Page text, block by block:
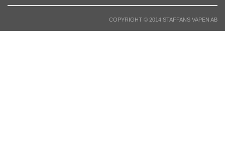
COPYRIGHT © 2014 STAFFANS VAPEN AB